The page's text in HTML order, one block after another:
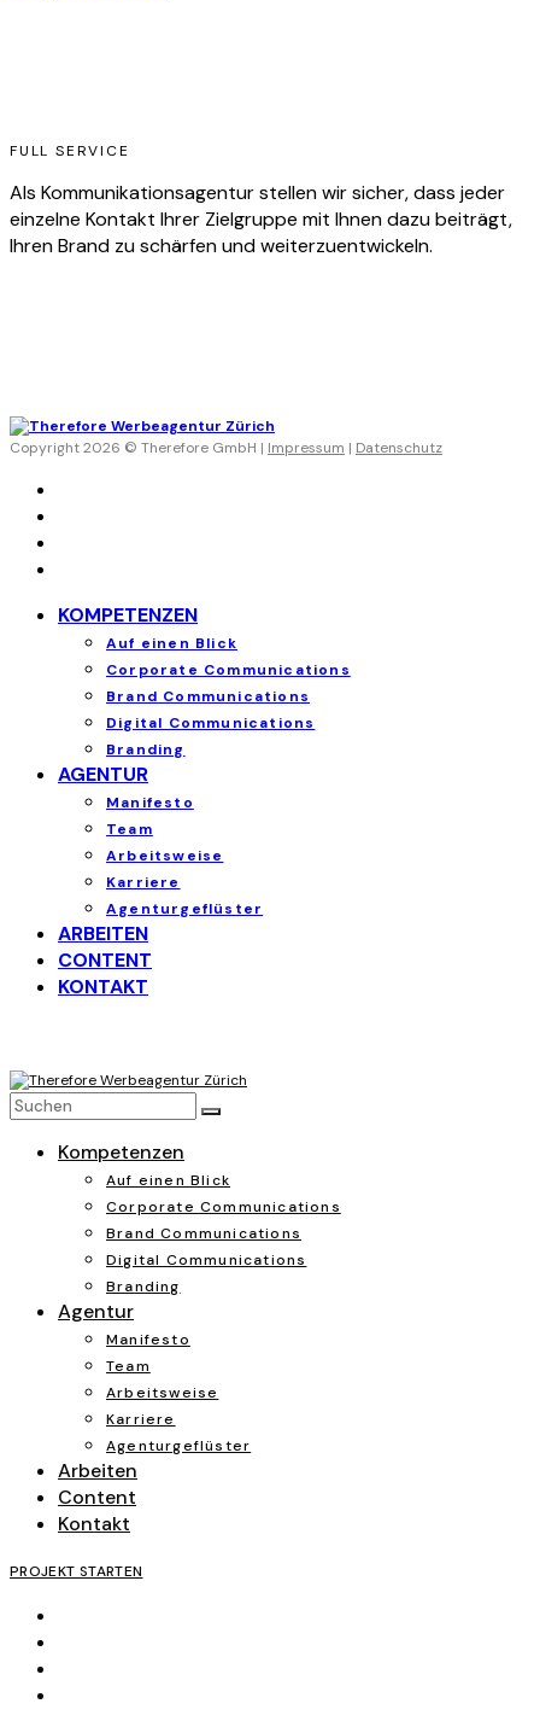
FULL SERVICE
Als Kommunikationsagentur stellen wir sicher, dass jeder
einzelne Kontakt Ihrer Zielgruppe mit Ihnen dazu beiträgt,
Ihren Brand zu schärfen und weiterzuentwickeln.
Copyright 2026 © Therefore GmbH | Impressum | Datenschutz
KOMPETENZEN
Auf einen Blick
Corporate Communications
Brand Communications
Digital Communications
Branding
AGENTUR
Manifesto
Team
Arbeitsweise
Karriere
Agenturgeflüster
ARBEITEN
CONTENT
KONTAKT
Kompetenzen
Auf einen Blick
Corporate Communications
Brand Communications
Digital Communications
Branding
Agentur
Manifesto
Team
Arbeitsweise
Karriere
Agenturgeflüster
Arbeiten
Content
Kontakt
PROJEKT STARTEN